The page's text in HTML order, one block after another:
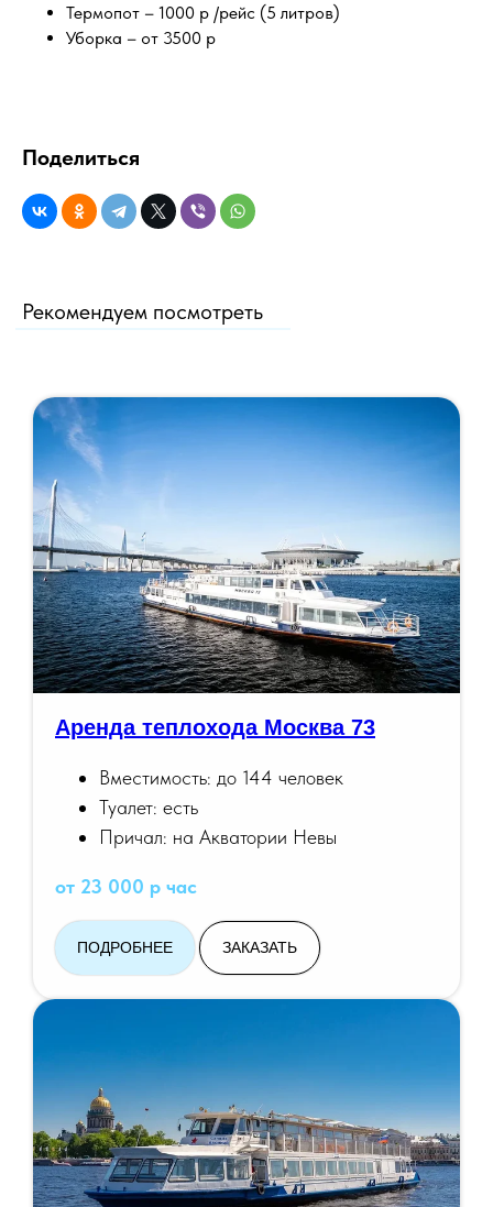
Термопот – 1000 р /рейс (5 литров)
Уборка – от 3500 р
Поделиться
Рекомендуем посмотреть
Аренда теплохода Москва 73
Вместимость: до 144 человек
Туалет: есть
Причал: на Акватории Невы
от 23 000 р час
ПОДРОБНЕЕ ЗАКАЗАТЬ